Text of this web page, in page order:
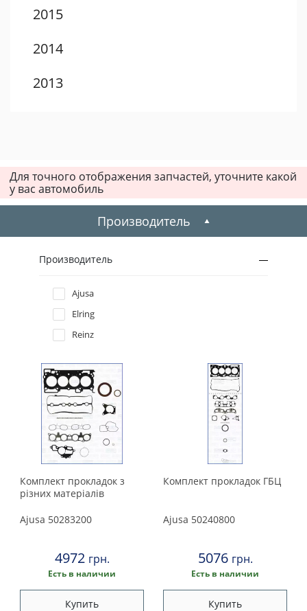
2015
2014
2013
2010
2008
2007
2006
2004
2003
2002
2001
Для точного отображения запчастей, уточните какой
у вас автомобиль
Производитель
Производитель
Ajusa
Elring
Reinz
Комплект прокладок з
різних матеріалів
Ajusa 50283200
4972 грн.
Есть в наличии
Купить
Комплект прокладок ГБЦ
Ajusa 50240800
5076 грн.
Есть в наличии
Купить